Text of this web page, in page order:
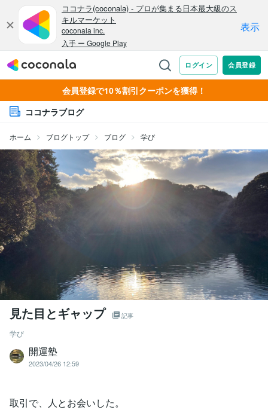
会員登録で10％割引クーポンを獲得！
ココナラブログ
ホーム ブログトップ ブログ 学び
見た目とギャップ 記事
学び
開運塾
2023/04/26 12:59
取引で、人とお会いした。